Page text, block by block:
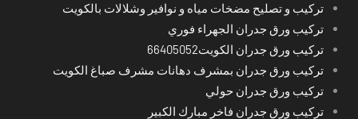
تركيب و تصليح مضخات مياه و نوافير وشلالات بالكويت
تركيب ورق جدران الجهراء فوري
تركيب ورق جدران الكويت66405052
تركيب ورق جدران بمشرف دهانات مشرف صباغ الكويت
تركيب ورق جدران حولي
تركيب ورق جدران فاخر مبارك الكبير